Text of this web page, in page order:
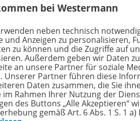
gilt für unbestimmte Zeit,
Beim Kauf bis zum 30.04.
der in BiBox enthaltenen
Veränderungen durch Dritte
Sie zur Nutzung des
die digitalen Inhalte im
und zur Darstellung
bei Westermann
neben technisch
und Anzeigen zu personalisieren,
zu können und die Zugriffe auf
Außerdem geben wir Daten
an unsere Partner für soziale
Unserer Partner führen diese
Daten zusammen, die Sie
im Rahmen Ihrer Nutzung der
des Buttons „Alle Akzeptieren“
gemäß Art. 6 Abs. 1 S. 1 a)